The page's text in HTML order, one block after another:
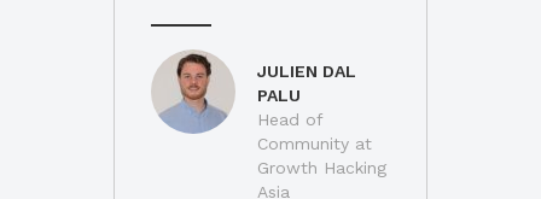
JULIEN DAL
PALU
Head of
Community at
Growth Hacking
Asia